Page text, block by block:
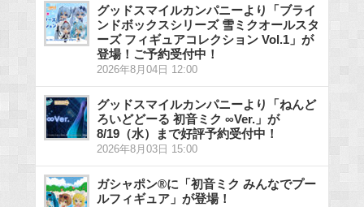
グッドスマイルカンパニーより「ブライ
ンドボックスシリーズ 雪ミクオールスタ
ーズ フィギュアコレクション Vol.1」が
登場！ご予約受付中！
2026年8月04日 12:00
グッドスマイルカンパニーより「ねんど
ろいどどーる 初音ミク ∞Ver.」が
8/19（水）まで好評予約受付中！
2026年8月03日 15:00
ガシャポン®に「初音ミク みんなでプー
ルフィギュア」が登場！